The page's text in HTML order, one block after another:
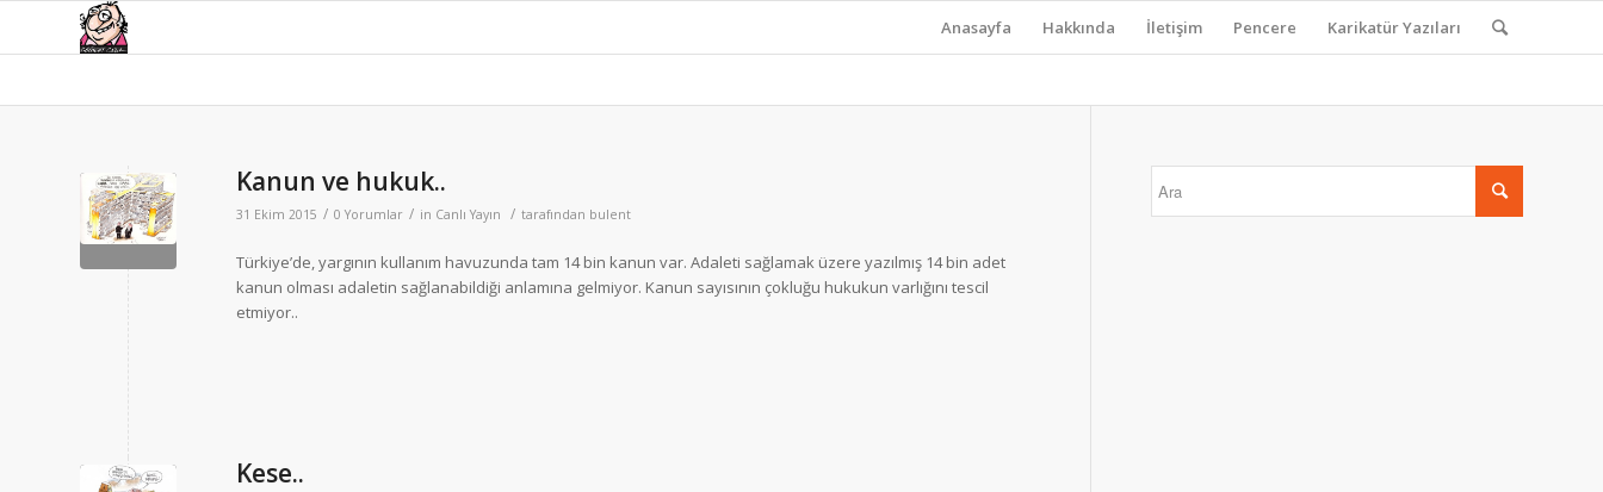
Anasayfa Hakkında İletişim Pencere Karikatür Yazıları
Kanun ve hukuk..
31 Ekim 2015 / 0 Yorumlar / in Canlı Yayın / tarafından bulent
Türkiye’de, yargının kullanım havuzunda tam 14 bin kanun var. Adaleti sağlamak üzere yazılmış 14 bin adet
kanun olması adaletin sağlanabildiği anlamına gelmiyor. Kanun sayısının çokluğu hukukun varlığını tescil
etmiyor..
Kese..